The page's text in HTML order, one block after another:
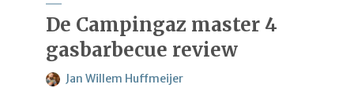
De Campingaz master 4
gasbarbecue review
Jan Willem Huffmeijer